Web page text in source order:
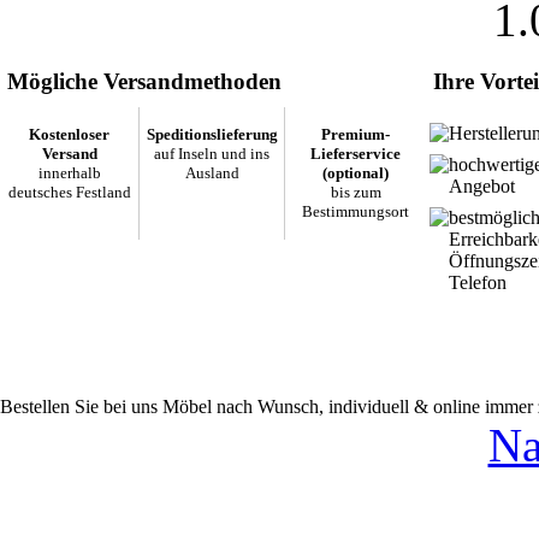
Mögliche Versandmethoden
Kostenloser
Versand
innerhalb
deutsches Festland
Speditionslieferung
auf Inseln und ins
Ausland
Premium-
Lieferservice
(optional)
bis zum
Bestimmungsort
Ihre
Angebot
Telefon
Bestellen Sie bei uns Möbel nach Wunsch, individuell & online immer